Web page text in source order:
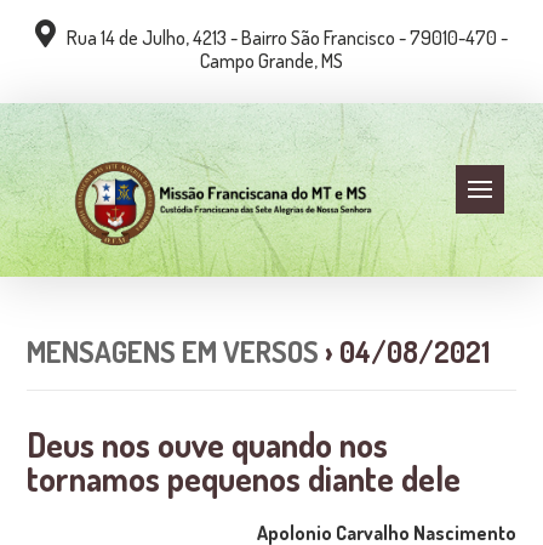
Rua 14 de Julho, 4213 - Bairro São Francisco - 79010-470 -
Campo Grande, MS
MENSAGENS EM VERSOS › 04/08/2021
Deus nos ouve quando nos
tornamos pequenos diante dele
Apolonio Carvalho Nascimento